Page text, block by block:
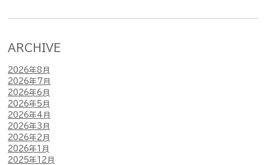
ARCHIVE
2026年8月
2026年7月
2026年6月
2026年5月
2026年4月
2026年3月
2026年2月
2026年1月
2025年12月